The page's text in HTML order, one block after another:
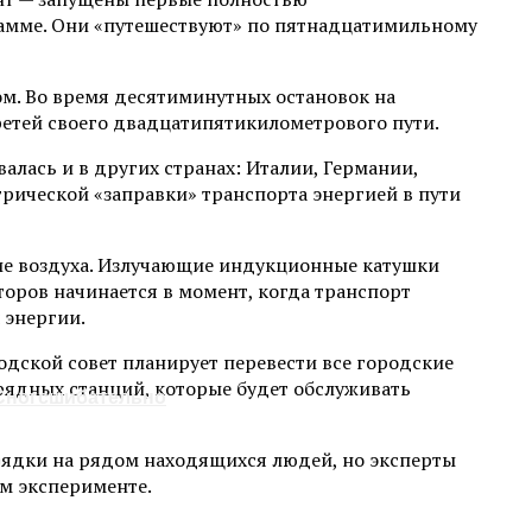
Они «путешествуют» по пятнадцатимильному
Во время десятиминутных остановок на
своего двадцатипятикилометрового пути.
и в других странах: Италии, Германии,
«заправки» транспорта энергией в пути
воздуха. Излучающие индукционные катушки
начинается в момент, когда транспорт
совет планирует перевести все городские
станций, которые будет обслуживать
на рядом находящихся людей, но эксперты
эксперименте.